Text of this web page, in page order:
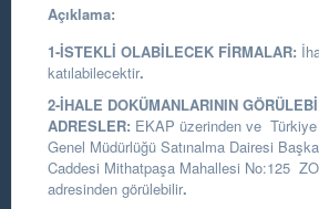
Açıklama:
1-İSTEKLİ OLABİLECEK FİRMALAR:
katılabilecektir.
2-İHALE DOKÜMANLARININ
ADRESLER: EKAP üzerinden ve
Genel Müdürlüğü Satınalma Dairesi
Caddesi Mithatpaşa Mahallesi No:125
adresinden görülebilir.